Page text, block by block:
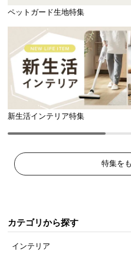
理想的な寝姿勢をサポ
適度な反発力と体圧分散
に近い理想的な寝姿勢を
ペットガード生地特集
新生活インテリア特集
特集を
カテゴリから探す
インテリア